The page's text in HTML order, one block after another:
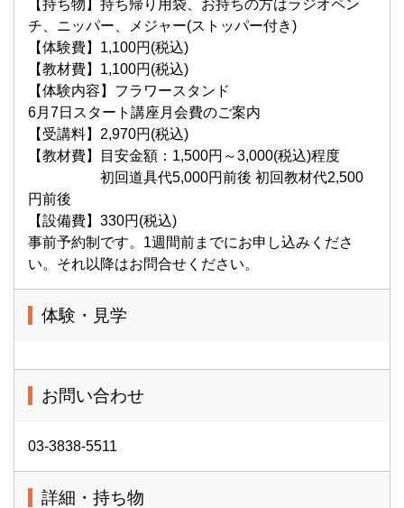
【持ち物】持ち帰り用袋、お持ちの方はラジオペン
チ、ニッパー、メジャー(ストッパー付き)
【体験費】1,100円(税込)
【教材費】1,100円(税込)
【体験内容】フラワースタンド
6月7日スタート講座月会費のご案内
【受講料】2,970円(税込)
【教材費】目安金額：1,500円～3,000(税込)程度
初回道具代5,000円前後 初回教材代2,500
円前後
【設備費】330円(税込)
事前予約制です。1週間前までにお申し込みくださ
い。それ以降はお問合せください。
体験・見学
お問い合わせ
03-3838-5511
詳細・持ち物